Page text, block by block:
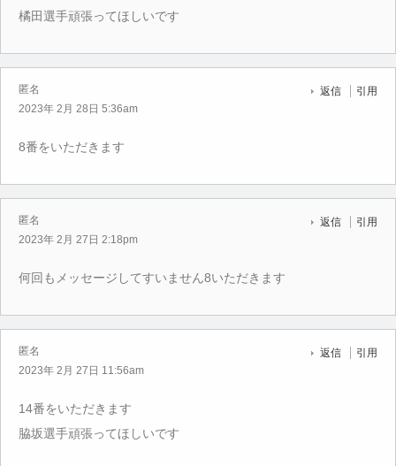
橘田選手頑張ってほしいです
匿名
2023年 2月 28日 5:36am
返信 引用
8番をいただきます
匿名
2023年 2月 27日 2:18pm
返信 引用
何回もメッセージしてすいません8いただきます
匿名
2023年 2月 27日 11:56am
返信 引用
14番をいただきます
脇坂選手頑張ってほしいです